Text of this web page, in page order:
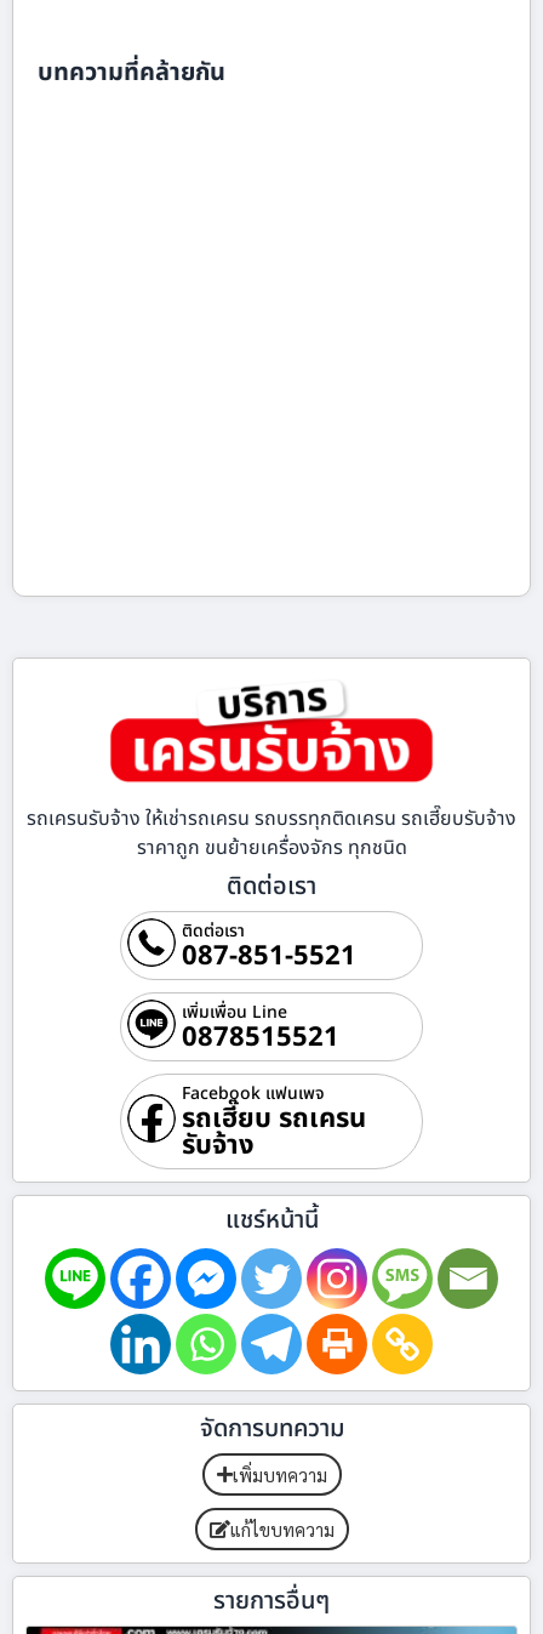
บทความที่คล้ายกัน
รถเครนรับจ้าง ให้เช่ารถเครน รถบรรทุกติดเครน รถเฮี๊ยบรับจ้าง
ราคาถูก ขนย้ายเครื่องจักร ทุกชนิด
ติดต่อเรา
ติดต่อเรา
087-851-5521
เพิ่มเพื่อน Line
0878515521
Facebook แฟนเพจ
รถเฮี๊ยบ รถเครน
รับจ้าง
แชร์หน้านี้
จัดการบทความ
เพิ่มบทความ
แก้ไขบทความ
รายการอื่นๆ